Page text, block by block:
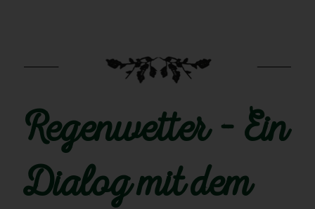
Regenwetter – Ein
Dialog mit dem